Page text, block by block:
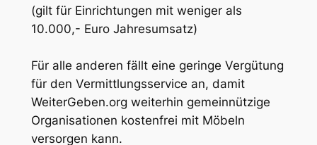
(gilt für Einrichtungen mit weniger als
10.000,- Euro Jahresumsatz)
Für alle anderen fällt eine geringe Vergütung
für den Vermittlungsservice an, damit
WeiterGeben.org weiterhin gemeinnützige
Organisationen kostenfrei mit Möbeln
versorgen kann.